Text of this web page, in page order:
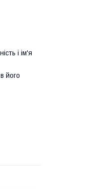
і ім'я
його